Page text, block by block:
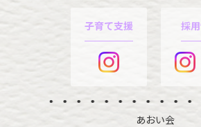
子育て支援 採
あおい会